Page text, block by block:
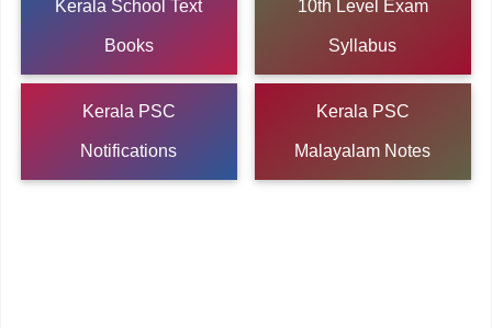
Kerala School Text
Books
10th Level Exam
Syllabus
Kerala PSC
Notifications
Kerala PSC
Malayalam Notes